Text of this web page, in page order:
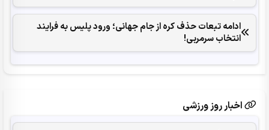
ادامه تبعات حذف کره از جام جهانی؛ ورود پلیس به فرایند
انتخاب سرمربی!
اخبار روز ورزشی